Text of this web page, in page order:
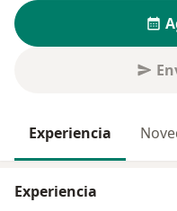
Experiencia
Experiencia